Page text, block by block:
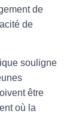
de
de
souligne
être
où la